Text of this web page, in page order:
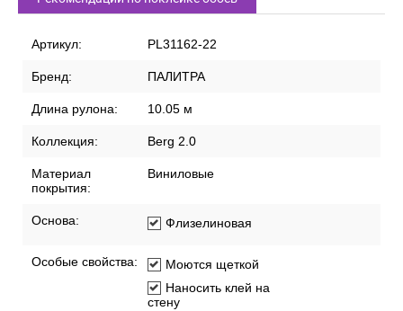
Артикул: PL31162-22
Бренд: ПАЛИТРА
Длина рулона: 10.05 м
Коллекция: Berg 2.0
Материал
покрытия:
Виниловые
Основа: Флизелиновая
Особые свойства:
Моются щеткой
Наносить клей на
стену